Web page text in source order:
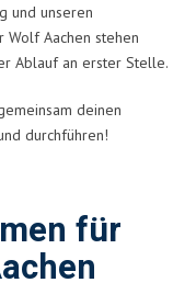
und unseren
Wolf Aachen stehen
Ablauf an erster Stelle.
deinen
durchführen!
für